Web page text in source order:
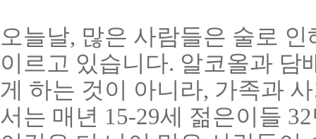
오늘날, 많은 사람들은 술로
이르고 있습니다. 알코올과 담
게 하는 것이 아니라, 가족과
서는 매년 15-29세 젊은이들